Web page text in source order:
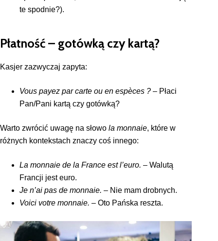
te spodnie?).
Płatność – gotówką czy kartą?
Kasjer zazwyczaj zapyta:
Vous payez par carte ou en espèces ? – Płaci
Pan/Pani kartą czy gotówką?
Warto zwrócić uwagę na słowo la monnaie, które w
różnych kontekstach znaczy coś innego:
La monnaie de la France est l’euro. – Walutą
Francji jest euro.
Je n’ai pas de monnaie. – Nie mam drobnych.
Voici votre monnaie. – Oto Pańska reszta.